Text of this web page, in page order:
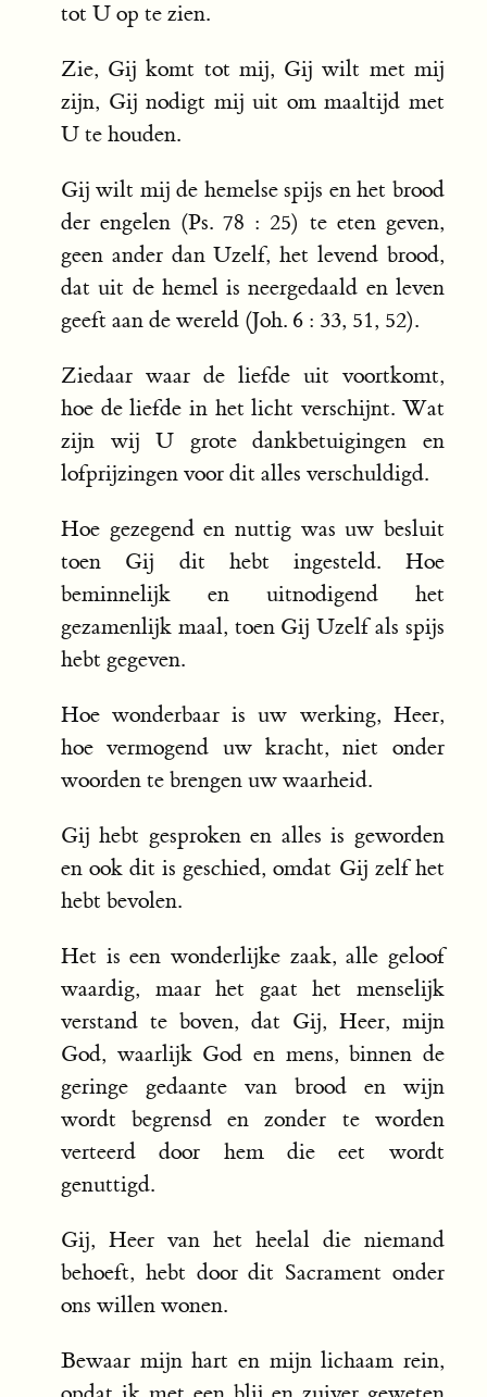
tot U op te zien.
Zie, Gij komt tot mij, Gij wilt met mij
zijn, Gij nodigt mij uit om maaltijd met
U te houden.
Gij wilt mij de hemelse spijs en het brood
der engelen (Ps. 78 : 25) te eten geven,
geen ander dan Uzelf, het levend brood,
dat uit de hemel is neergedaald en leven
geeft aan de wereld (Joh. 6 : 33, 51, 52).
Ziedaar waar de liefde uit voortkomt,
hoe de liefde in het licht verschijnt. Wat
zijn wij U grote dankbetuigingen en
lofprijzingen voor dit alles verschuldigd.
Hoe gezegend en nuttig was uw besluit
toen Gij dit hebt ingesteld. Hoe
beminnelijk en uitnodigend het
gezamenlijk maal, toen Gij Uzelf als spijs
hebt gegeven.
Hoe wonderbaar is uw werking, Heer,
hoe vermogend uw kracht, niet onder
woorden te brengen uw waarheid.
Gij hebt gesproken en alles is geworden
en ook dit is geschied, omdat Gij zelf het
hebt bevolen.
Het is een wonderlijke zaak, alle geloof
waardig, maar het gaat het menselijk
verstand te boven, dat Gij, Heer, mijn
God, waarlijk God en mens, binnen de
geringe gedaante van brood en wijn
wordt begrensd en zonder te worden
verteerd door hem die eet wordt
genuttigd.
Gij, Heer van het heelal die niemand
behoeft, hebt door dit Sacrament onder
ons willen wonen.
Bewaar mijn hart en mijn lichaam rein,